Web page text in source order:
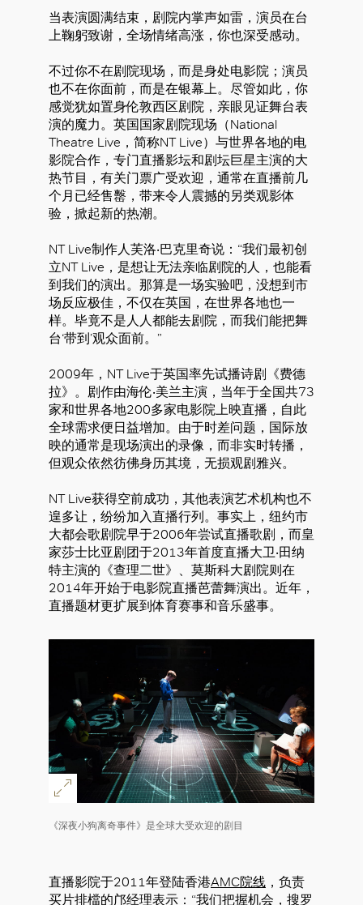
当表演圆满结束，剧院内掌声如雷，演员在台
上鞠躬致谢，全场情绪高涨，你也深受感动。
不过你不在剧院现场，而是身处电影院；演员
也不在你面前，而是在银幕上。尽管如此，你
感觉犹如置身伦敦西区剧院，亲眼见证舞台表
演的魔力。英国国家剧院现场（National
Theatre Live，简称NT Live）与世界各地的电
影院合作，专门直播影坛和剧坛巨星主演的大
热节目，有关门票广受欢迎，通常在直播前几
个月已经售罊，带来令人震撼的另类观影体
验，掀起新的热潮。
NT Live制作人芙洛‧巴克里奇说：“我们最初创
立NT Live，是想让无法亲临剧院的人，也能看
到我们的演出。那算是一场实验吧，没想到市
场反应极佳，不仅在英国，在世界各地也一
样。毕竟不是人人都能去剧院，而我们能把舞
台‘带到’观众面前。”
2009年，NT Live于英国率先试播诗剧《费德
拉》。剧作由海伦‧美兰主演，当年于全国共73
家和世界各地200多家电影院上映直播，自此
全球需求便日益增加。由于时差问题，国际放
映的通常是现场演出的录像，而非实时转播，
但观众依然彷佛身历其境，无损观剧雅兴。
NT Live获得空前成功，其他表演艺术机构也不
遑多让，纷纷加入直播行列。事实上，纽约市
大都会歌剧院早于2006年尝试直播歌剧，而皇
家莎士比亚剧团于2013年首度直播大卫‧田纳
特主演的《查理二世》、莫斯科大剧院则在
2014年开始于电影院直播芭蕾舞演出。近年，
直播题材更扩展到体育赛事和音乐盛事。
《深夜小狗离奇事件》是全球大受欢迎的剧目
直播影院于2011年登陆香港AMC院线 ，负责
买片排檔的邝经理表示：“我们把握机会，搜罗